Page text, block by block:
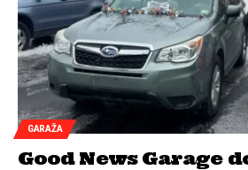
GARAŽA
Good News Garage